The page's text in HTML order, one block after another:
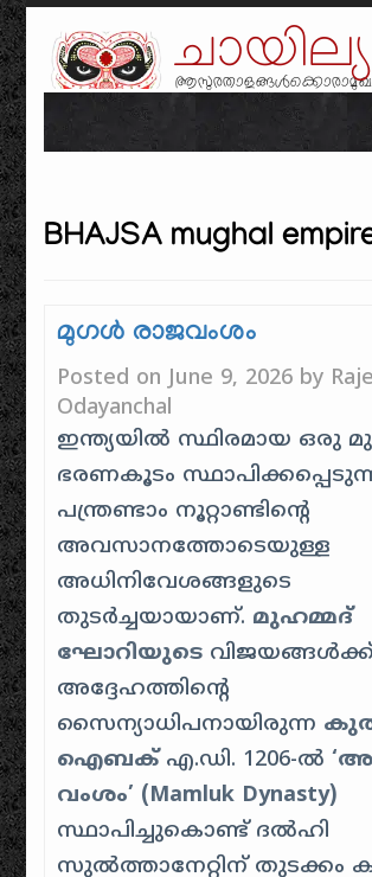
Skip to content
BHAJSA mughal
മുഗൾ രാജവംശം
Posted on June 9, 2026 by
Odayanchal
ഇന്ത്യയിൽ സ്ഥിരമായ ഒരു
ഭരണകൂടം
പന്ത്രണ്ടാം നൂറ്റാണ്ടിന്റെ
അവസാനത്തോടെയുള്ള
അധിനിവേശങ്ങളുടെ
തുടർച്ചയായാണ്. മുഹമ്മദ്
ഘോറിയുടെ
അദ്ദേഹത്തിന്റെ
സൈന്യാധിപനായിരുന്ന
ഐബക്എ.ഡി. 1206-ൽ
വംശം’ (Mamluk Dynasty)
സ്ഥാപിച്ചുകൊണ്ട് ദൽഹി
സുൽത്താനേറ്റിന് തുടക്കം